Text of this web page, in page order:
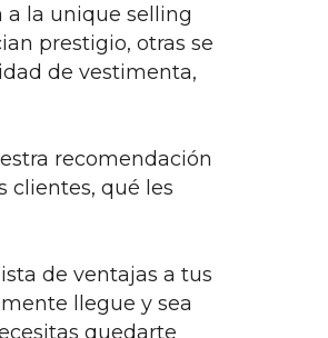
a la unique selling
prestigio, otras se
de vestimenta,
recomendación
clientes, qué les
de ventajas a tus
llegue y sea
quedarte